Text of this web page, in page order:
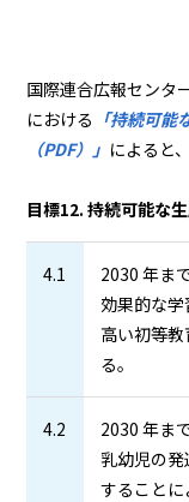
国際連合広報センタ
における 「持続可
（PDF）」 によると
目標12. 持続可能な
4.1
2030 年ま
効果的な
高い初等
る。
4.2
2030 年ま
乳幼児の
すること